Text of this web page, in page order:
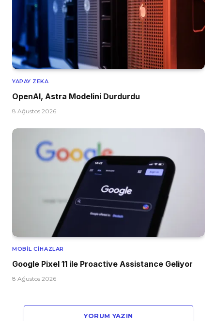
YAPAY ZEKA
OpenAI, Astra Modelini Durdurdu
8 Ağustos 2026
MOBIL CIHAZLAR
Google Pixel 11 ile Proactive Assistance Geliyor
8 Ağustos 2026
YORUM YAZIN